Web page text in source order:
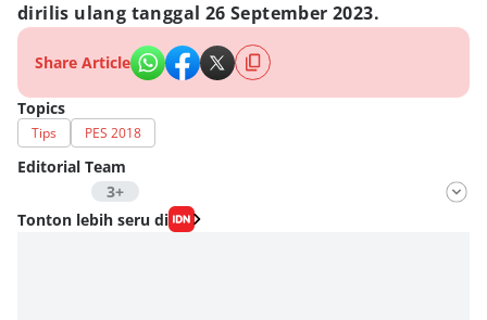
dirilis ulang tanggal 26 September 2023.
Share Article
Topics
Tips PES 2018
Editorial Team
3+
Editor
Fahrul Razi Uni Nurullah
Tonton lebih seru di